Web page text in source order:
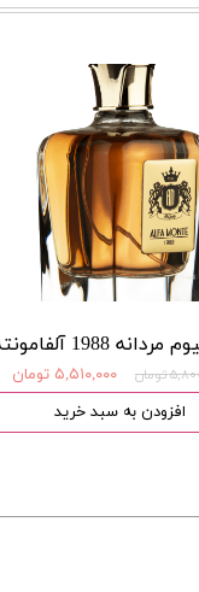
1988 آلفامونته
تومان
۵,۵۱۰,۰۰۰ تومان
افزودن به سبد خرید